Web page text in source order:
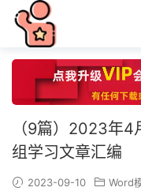
（9篇）2023年
组学习文章汇编
2023-09-10 Word